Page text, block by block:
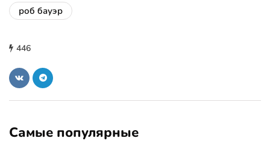
роб бауэр
446
Самые популярные